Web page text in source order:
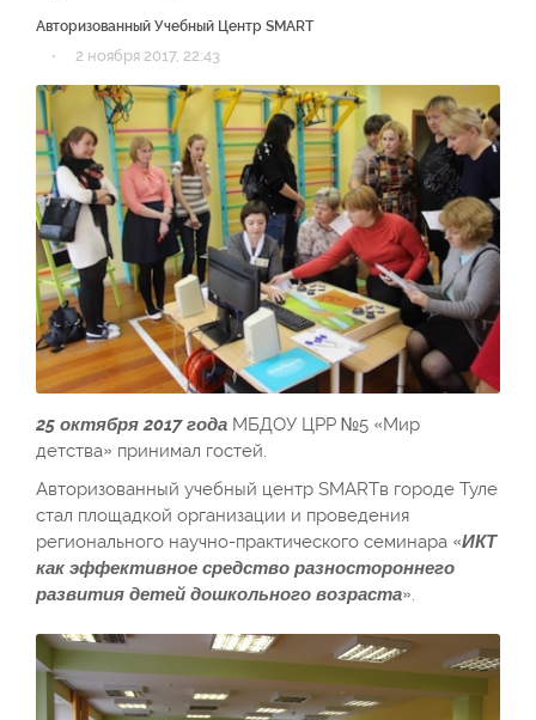
Авторизованный Учебный Центр SMART
· 2 ноября 2017, 22:43
25 октября 2017 года МБДОУ ЦРР №5 «Мир
детства» принимал гостей.
Авторизованный учебный центр SMARTв городе Туле
стал площадкой организации и проведения
регионального научно-практического семинара «ИКТ
как эффективное средство разностороннего
развития детей дошкольного возраста».